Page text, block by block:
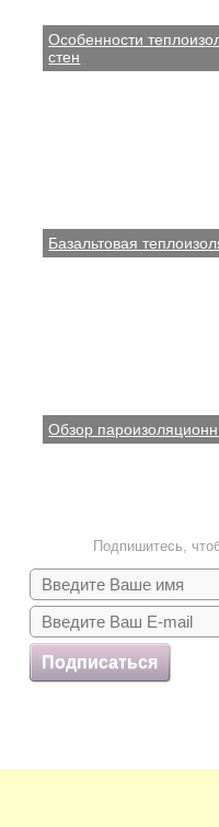
Особенности
стен
Базальтовая
Обзор
Подпишитесь,
Подписаться